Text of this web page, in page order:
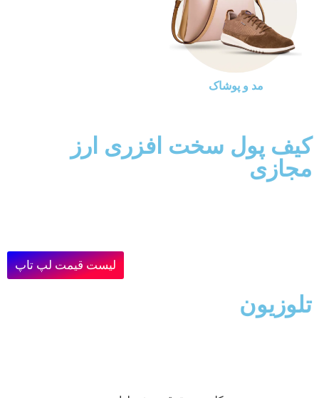
مد و پوشاک
کیف پول سخت افزری ارز
مجازی
لیست قیمت لپ تاپ
تلوزیون